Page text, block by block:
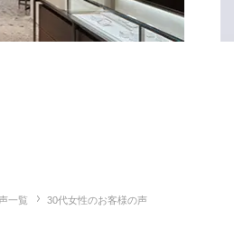
一覧 30代女性のお客様の声